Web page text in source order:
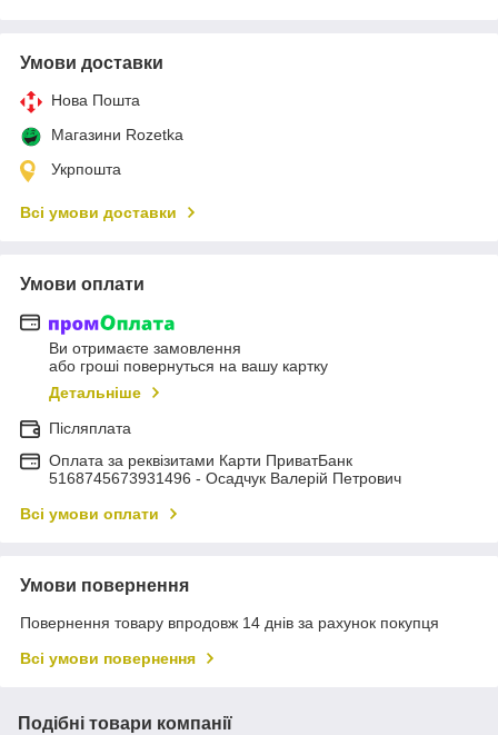
Умови доставки
Нова Пошта
Магазини Rozetka
Укрпошта
Всі умови доставки
Умови оплати
Ви отримаєте замовлення
або гроші повернуться на вашу картку
Детальніше
Післяплата
Оплата за реквізитами Карти ПриватБанк
5168745673931496 - Осадчук Валерій Петрович
Всі умови оплати
Умови повернення
Повернення товару впродовж 14 днів за рахунок покупця
Всі умови повернення
Подібні товари компанії